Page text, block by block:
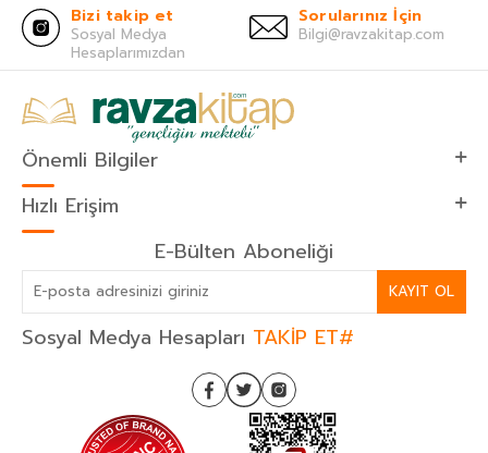
Bizi takip et
Sosyal Medya
Hesaplarımızdan
Sorularınız İçin
Bilgi@ravzakitap.com
Önemli Bilgiler
Hızlı Erişim
E-Bülten Aboneliği
KAYIT OL
Sosyal Medya Hesapları TAKİP ET#